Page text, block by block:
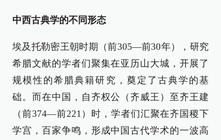
中西古典学的不同形态
埃及托勒密王朝时期（前305—前30年），研究
希腊文献的学者们聚集在亚历山大城，开展了
规模性的希腊典籍研究，奠定了古典学的基
础。而在中国，自齐权公（齐威王）至齐王建
（前374—前221）时，学者们汇聚在齐国稷下
学宫，百家争鸣，形成中国古代学术的一波高